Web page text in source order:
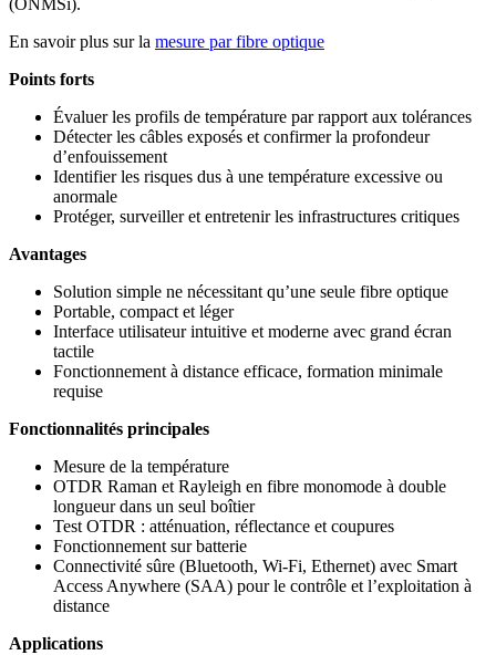
(ONMSi).
En savoir plus sur la mesure par fibre optique
Points forts
Évaluer les profils de température par rapport aux tolérances
Détecter les câbles exposés et confirmer la profondeur
d’enfouissement
Identifier les risques dus à une température excessive ou
anormale
Protéger, surveilleret entretenir les infrastructures critiques
Avantages
Solution simple ne nécessitant qu’une seule fibre optique
Portable, compact et léger
Interface utilisateur intuitive et moderne avec grand écran
tactile
Fonctionnement à distance efficace, formation minimale
requise
Fonctionnalités principales
Mesure de la température
OTDR Raman et Rayleigh en fibre monomode à double
longueur dans un seul boîtier
Test OTDR : atténuation, réflectance et coupures
Fonctionnement sur batterie
Connectivité sûre (Bluetooth, Wi-Fi, Ethernet) avec Smart
Access Anywhere (SAA) pour le contrôle et l’exploitation à
distance
Applications